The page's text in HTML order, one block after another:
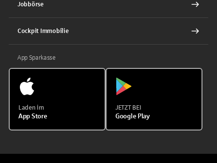
Jobbörse
Cockpit Immobilie
App Sparkasse
Laden im
App Store
JETZT BEI
Google Play